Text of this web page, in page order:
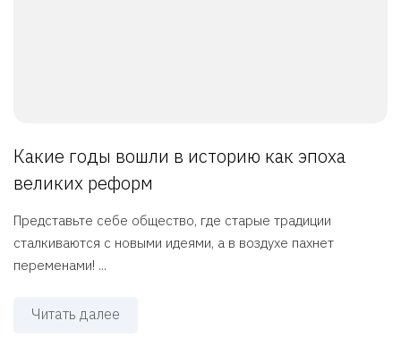
Какие годы вошли в историю как эпоха
великих реформ
Представьте себе общество, где старые традиции
сталкиваются с новыми идеями, а в воздухе пахнет
переменами! ...
Читать далее